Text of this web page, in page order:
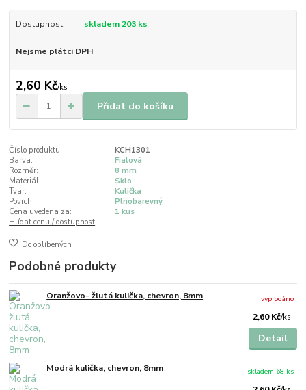
Dostupnost skladem 203 ks
Nejsme plátci DPH
2,60 Kč/ks
Přidat do košíku
Číslo produktu:
KCH1301
Barva:
Fialová
Rozměr:
8 mm
Materiál:
Sklo
Tvar:
Kulička
Povrch:
Plnobarevný
Cena uvedena za:
1 kus
Hlídat cenu / dostupnost
Do oblíbených
Podobné produkty
Oranžovo- žlutá kulička, chevron, 8mm
2,60 Kč/ks
vyprodáno
Detail
Modrá kulička, chevron, 8mm
skladem 68 ks